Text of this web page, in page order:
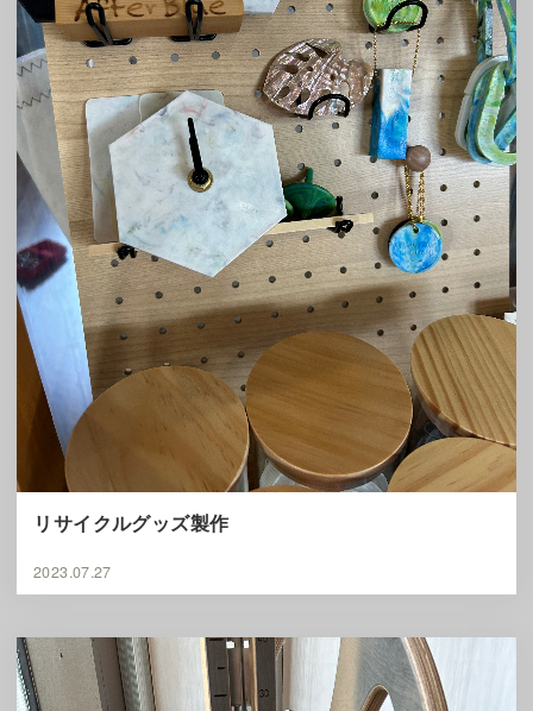
リサイクルグッズ製作
2023.07.27